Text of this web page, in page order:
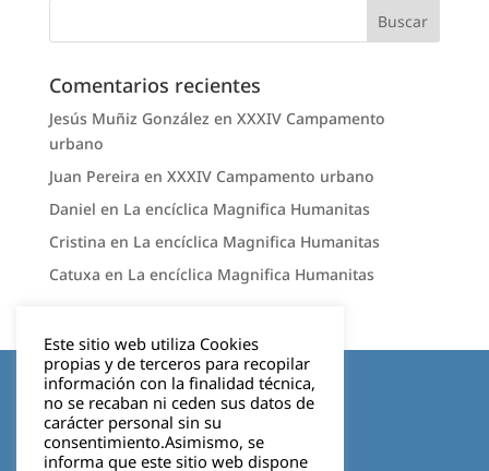
Comentarios recientes
Jesús Muñiz González en XXXIV Campamento
urbano
Juan Pereira en XXXIV Campamento urbano
Daniel en La encíclica Magnifica Humanitas
Cristina en La encíclica Magnifica Humanitas
Catuxa en La encíclica Magnifica Humanitas
Aviso legal
Política de privacidad
Este sitio web utiliza Cookies
propias y de terceros para recopilar
información con la finalidad técnica,
no se recaban ni ceden sus datos de
carácter personal sin su
consentimiento.Asimismo, se
informa que este sitio web dispone